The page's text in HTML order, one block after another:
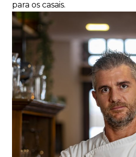
para os casais.